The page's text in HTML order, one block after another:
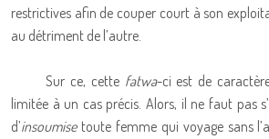
restrictives afin de couper court à son
au détriment de l’autre.
Sur ce, cette fatwa-ci est de
limitée à un cas précis. Alors, il ne faut pas
d’insoumisetoute femme qui voyage sans